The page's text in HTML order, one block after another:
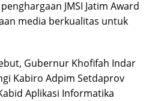
JMSI Jatim Award
media berkualitas untuk
Gubernur Khofifah Indar
Kabiro Adpim Setdaprov
Aplikasi Informatika